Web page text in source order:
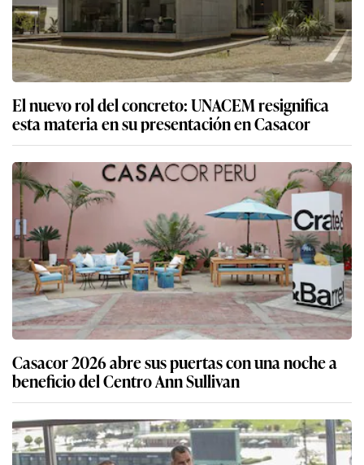
El nuevo rol del concreto: UNACEM resignifica
esta materia en su presentación en Casacor
Casacor 2026 abre sus puertas con una noche a
beneficio del Centro Ann Sullivan